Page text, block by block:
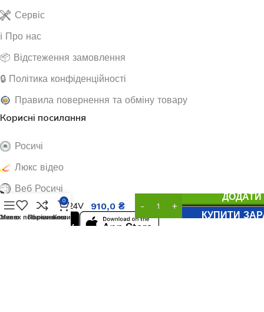
Сервіс
ℹ️ Про нас
📦 Відстеження замовлення
🔒 Політика конфіденційності
Правила повернення та обміну товару
Корисні посилання
Росичі
Люкс відео
Веб Росичі
Протяжка на
полуавтомат
EDON,
REDBO 24V
20W
910,0 ₴
КУПИТИ
Меню побажань
Порівняння
0
Кошик